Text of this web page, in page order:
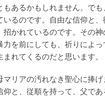
あるかもしれません。でも
るのです。自由な信仰と、
かれているのです。その
を前にしても、祈りによ
れてくるのだと思います。
リアの汚れなき聖心に捧げ
と、従順を持って、父であ